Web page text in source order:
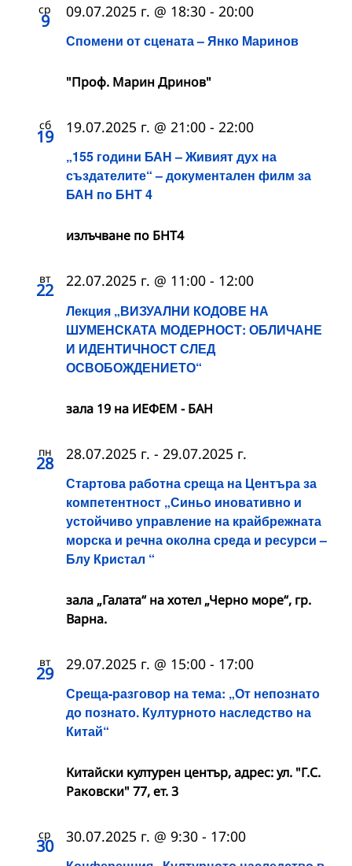
ср
9
Спомени от сцената – Янко Маринов
09.07.2025 г. @ 18:30 - 20:00
"Проф. Марин Дринов"
сб
19
„155 години БАН – Живият дух на
създателите“ – документален филм за
БАН по БНТ 4
19.07.2025 г. @ 21:00 - 22:00
излъчване по БНТ4
вт
22
Лекция „ВИЗУАЛНИ КОДОВЕ НА
ШУМЕНСКАТА МОДЕРНОСТ: ОБЛИЧАНЕ
И ИДЕНТИЧНОСТ СЛЕД
ОСВОБОЖДЕНИЕТО“
22.07.2025 г. @ 11:00 - 12:00
зала 19 на ИЕФЕМ - БАН
пн
28
Стартова работна среща на Центъра за
компетентност „Синьо иновативно и
устойчиво управление на крайбрежната
морска и речна околна среда и ресурси –
Блу Кристал “
28.07.2025 г. - 29.07.2025 г.
зала „Галата“ на хотел „Черно море“, гр.
Варна.
вт
29
Среща-разговор на тема: „От непознато
до познато. Културното наследство на
Китай“
29.07.2025 г. @ 15:00 - 17:00
Китайски културен център, адрес: ул. "Г.С.
Раковски" 77, ет. 3
ср
30 30.07.2025 г. @ 9:30 - 17:00